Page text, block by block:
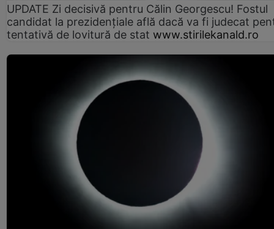
UPDATE Zi decisivă pentru Călin Georgescu! Fostul
candidat la prezidențiale află dacă va fi judecat
tentativă de lovitură de stat www.stirilekanald.ro